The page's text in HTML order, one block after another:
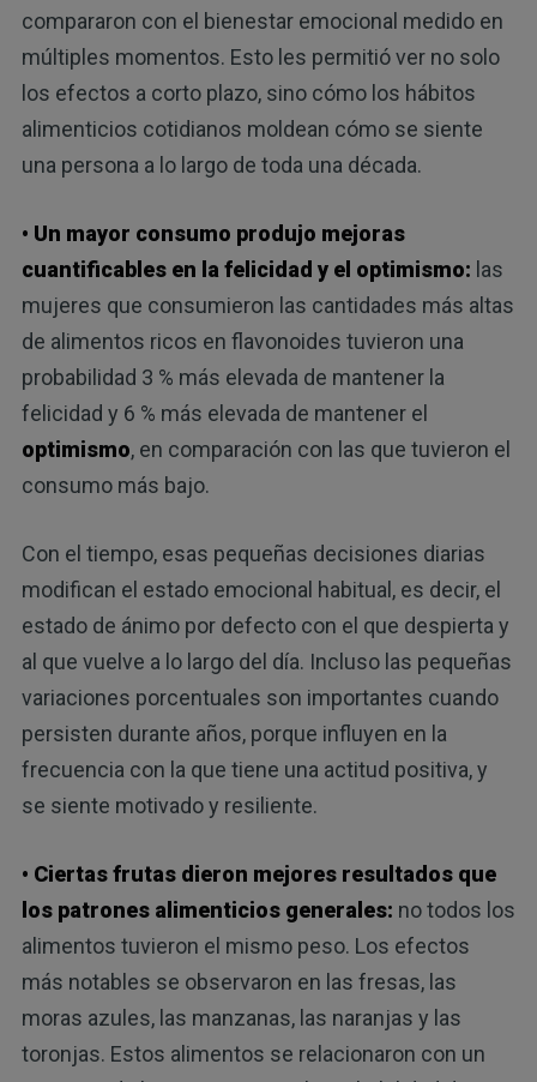
compararon con el bienestar emocional medido en
múltiples momentos. Esto les permitió ver no solo
los efectos a corto plazo, sino cómo los hábitos
alimenticios cotidianos moldean cómo se siente
una persona a lo largo de toda una década.
• Un mayor consumo produjo mejoras
cuantificables en la felicidad y el optimismo: las
mujeres que consumieron las cantidades más altas
de alimentos ricos en flavonoides tuvieron una
probabilidad 3 % más elevada de mantener la
felicidad y 6 % más elevada de mantener el
optimismo, en comparación con las que tuvieron el
consumo más bajo.
Con el tiempo, esas pequeñas decisiones diarias
modifican el estado emocional habitual, es decir, el
estado de ánimo por defecto con el que despierta y
al que vuelve a lo largo del día. Incluso las pequeñas
variaciones porcentuales son importantes cuando
persisten durante años, porque influyen en la
frecuencia con la que tiene una actitud positiva, y
se siente motivado y resiliente.
• Ciertas frutas dieron mejores resultados que
los patrones alimenticios generales: no todos los
alimentos tuvieron el mismo peso. Los efectos
más notables se observaron en las fresas, las
moras azules, las manzanas, las naranjas y las
toronjas. Estos alimentos se relacionaron con un